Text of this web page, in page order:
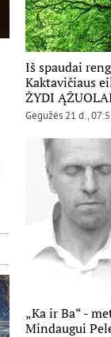
Iš spaudai
Kaktavičiaus
ŽYDI
Gegužės 21 d.,
„Ka ir Ba“ -
Mindaugui